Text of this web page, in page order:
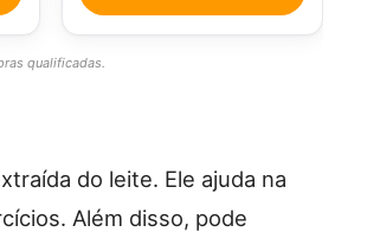
qualificadas.
do leite. Ele ajuda na
Além disso, pode